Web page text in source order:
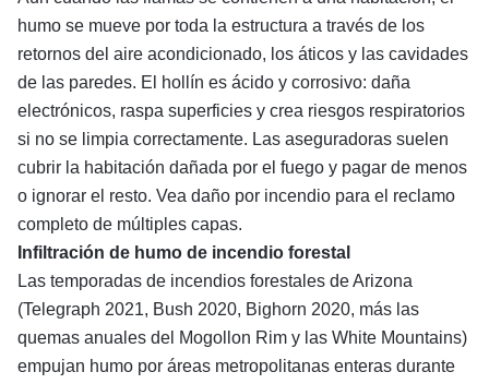
humo se mueve por toda la estructura a través de los
retornos del aire acondicionado, los áticos y las cavidades
de las paredes. El hollín es ácido y corrosivo: daña
electrónicos, raspa superficies y crea riesgos respiratorios
si no se limpia correctamente. Las aseguradoras suelen
cubrir la habitación dañada por el fuego y pagar de menos
o ignorar el resto. Vea daño por incendio para el reclamo
completo de múltiples capas.
Infiltración de humo de incendio forestal
Las temporadas de incendios forestales de Arizona
(Telegraph 2021, Bush 2020, Bighorn 2020, más las
quemas anuales del Mogollon Rim y las White Mountains)
empujan humo por áreas metropolitanas enteras durante